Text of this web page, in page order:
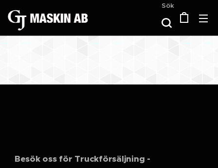
Sök
Besök oss för Truckförsäljning -